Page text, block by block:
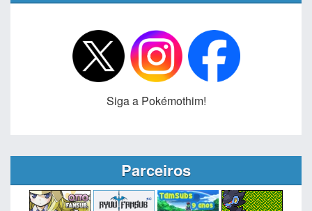
Siga a Pokémothim!
Parceiros